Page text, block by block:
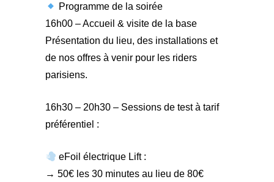
Programme de la soirée
16h00 – Accueil & visite de la base
Présentation du lieu, des installations et
de nos offres à venir pour les riders
parisiens.
16h30 – 20h30 – Sessions de test à tarif
préférentiel :
eFoil électrique Lift :
→ 50€ les 30 minutes au lieu de 80€